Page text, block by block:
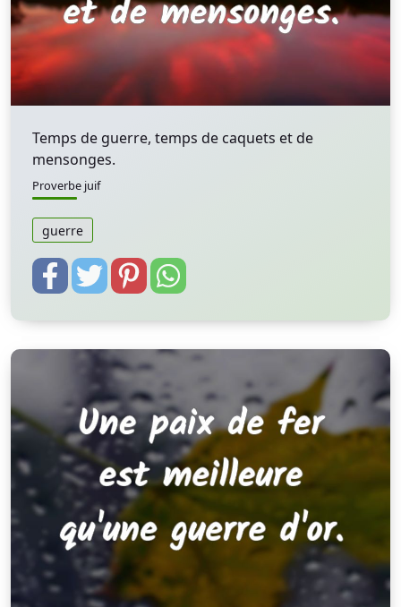
Temps de guerre, temps de caquets et de
mensonges.
Proverbe juif
guerre